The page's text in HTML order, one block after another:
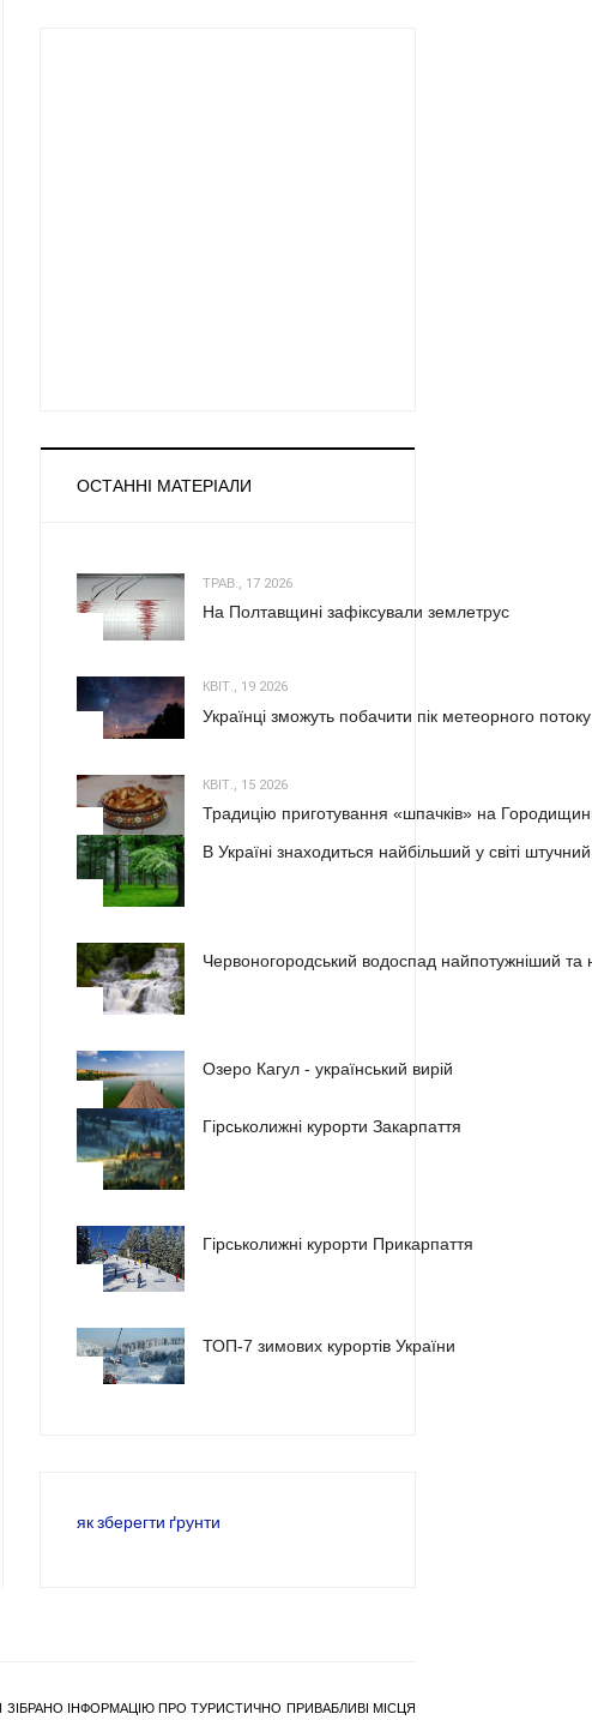
ОСТАННІ МАТЕРІАЛИ
ТРАВ., 17 2026
На Полтавщині зафіксували землетрус
КВІТ., 19 2026
Українці зможуть побачити пік метеорного
КВІТ., 15 2026
Традицію приготування «шпачків» на
В Україні знаходиться найбільший у світі штучний
Червоногородський водоспад найпотужніший та
Озеро Кагул - український вирій
Гірськолижні курорти Закарпаття
Гірськолижні курорти Прикарпаття
ТОП-7 зимових курортів України
як зберегти ґрунти
ЗІБРАНО ІНФОРМАЦІЮ ПРО ТУРИСТИЧНО ПРИВАБЛИВІ МІСЦЯ